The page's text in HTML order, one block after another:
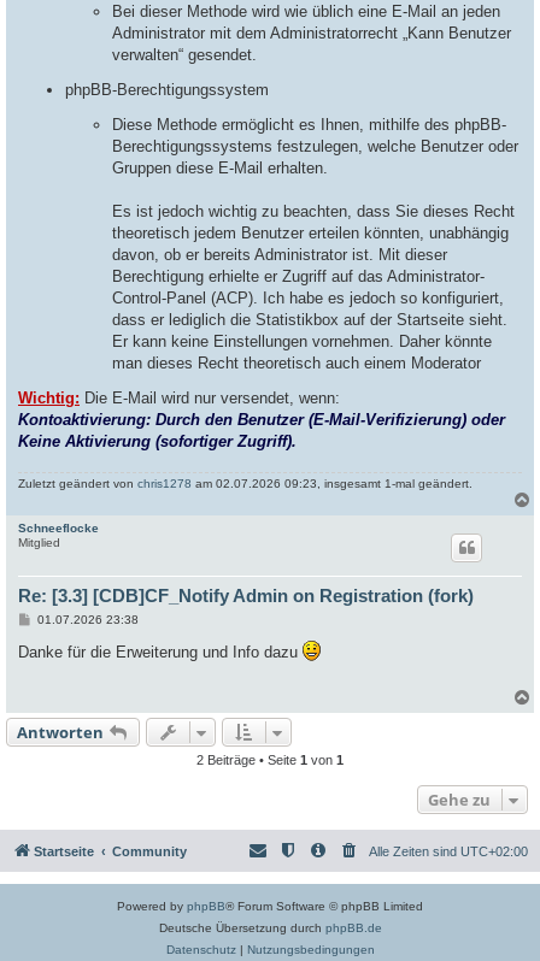
Bei dieser Methode wird wie üblich eine E-Mail an jeden
Administrator mit dem Administratorrecht „Kann Benutzer
verwalten“ gesendet.
phpBB-Berechtigungssystem
Diese Methode ermöglicht es Ihnen, mithilfe des phpBB-
Berechtigungssystems festzulegen, welche Benutzer oder
Gruppen diese E-Mail erhalten.
Es ist jedoch wichtig zu beachten, dass Sie dieses Recht
theoretisch jedem Benutzer erteilen könnten, unabhängig
davon, ob er bereits Administrator ist. Mit dieser
Berechtigung erhielte er Zugriff auf das Administrator-
Control-Panel (ACP). Ich habe es jedoch so konfiguriert,
dass er lediglich die Statistikbox auf der Startseite sieht.
Er kann keine Einstellungen vornehmen. Daher könnte
man dieses Recht theoretisch auch einem Moderator
Wichtig: Die E-Mail wird nur versendet, wenn:
Kontoaktivierung: Durch den Benutzer (E-Mail-Verifizierung) oder
Keine Aktivierung (sofortiger Zugriff).
Zuletzt geändert von chris1278 am 02.07.2026 09:23, insgesamt 1-mal geändert.
Schneeflocke
Mitglied
Re: [3.3] [CDB]CF_Notify Admin on Registration (fork)
B
i
t
01.07.2026 23:38
Danke für die Erweiterung und Info dazu
a
Antworten
2 Beiträge • Seite 1 von 1
Gehe zu
Startseite Community Alle Zeiten sind UTC+02:00
Powered by phpBB® Forum Software © phpBB Limited
Deutsche Übersetzung durch phpBB.de
Datenschutz| Nutzungsbedingungen